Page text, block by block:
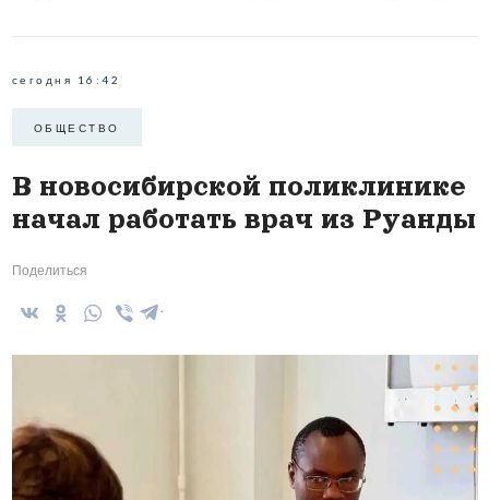
сегодня 16:42
ОБЩЕСТВО
В новосибирской поликлинике
начал работать врач из Руанды
Поделиться